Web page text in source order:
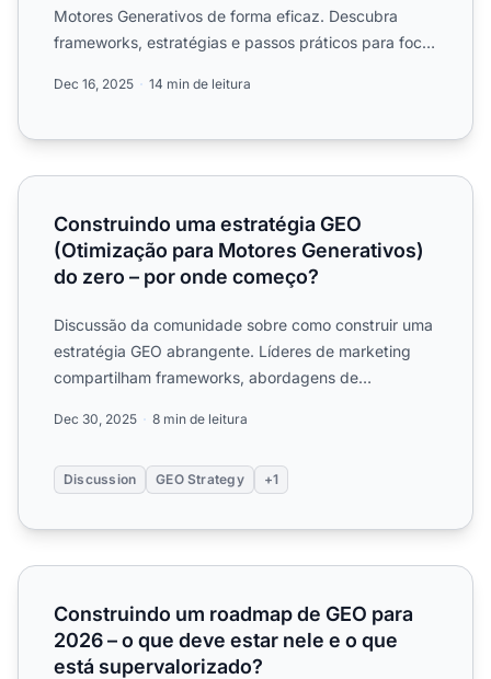
Motores Generativos de forma eficaz. Descubra
frameworks, estratégias e passos práticos para focar
Dec 16, 2025 14 min de leitura
Construindo uma estratégia GEO (Otimização para
Construindo uma estratégia GEO
(Otimização para Motores Generativos)
do zero – por onde começo?
Discussão da comunidade sobre como construir uma
estratégia GEO abrangente. Líderes de marketing
compartilham frameworks, abordagens de
Dec 30, 2025 8 min de leitura
Discussion GEO Strategy +1
Construindo um roadmap de GEO para 2026 – o que
Construindo um roadmap de GEO para
2026 – o que deve estar nele e o que
está supervalorizado?